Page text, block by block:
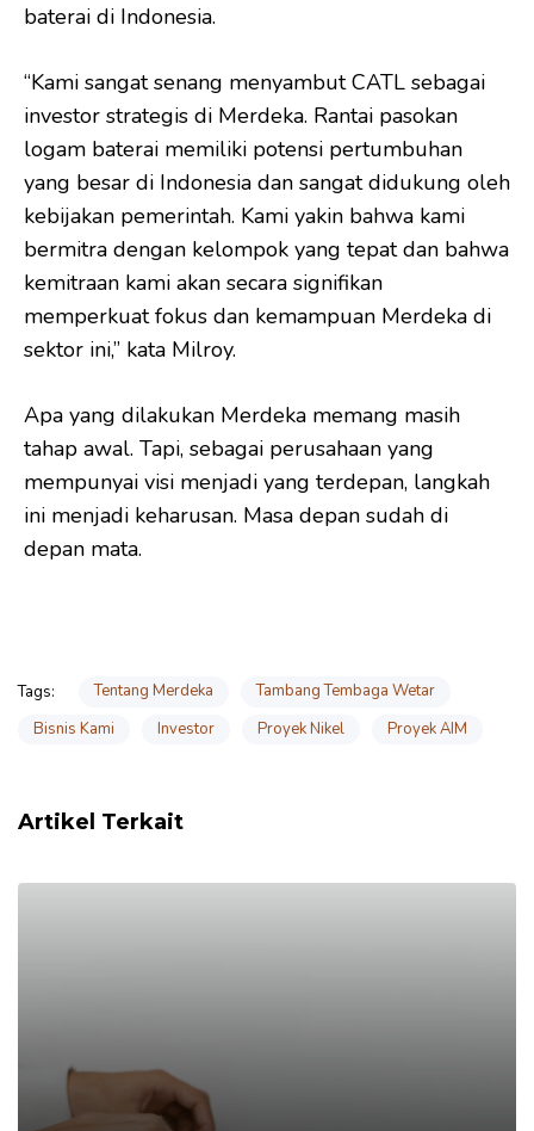
baterai di Indonesia.
“Kami sangat senang menyambut CATL sebagai
investor strategis di Merdeka. Rantai pasokan
logam baterai memiliki potensi pertumbuhan
yang besar di Indonesia dan sangat didukung oleh
kebijakan pemerintah. Kami yakin bahwa kami
bermitra dengan kelompok yang tepat dan bahwa
kemitraan kami akan secara signifikan
memperkuat fokus dan kemampuan Merdeka di
sektor ini,” kata Milroy.
Apa yang dilakukan Merdeka memang masih
tahap awal. Tapi, sebagai perusahaan yang
mempunyai visi menjadi yang terdepan, langkah
ini menjadi keharusan. Masa depan sudah di
depan mata.
Tags: Tentang Merdeka
Tambang Tembaga Wetar
Bisnis Kami
Investor Proyek Nikel Proyek AIM
Artikel Terkait